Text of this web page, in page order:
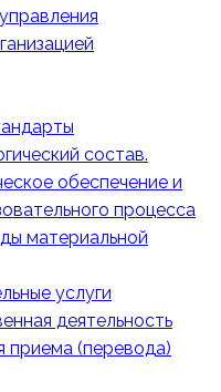
состав.
обеспечение и
процесса
материальной
услуги
деятельность
приема (перевода)